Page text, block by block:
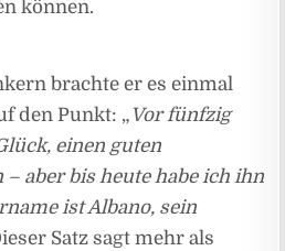
können.
brachte er es einmal
den Punkt: „ Vor fünfzig
einen guten
aber bis heute habe ich ihn
ist Albano, sein
Satz sagt mehr als